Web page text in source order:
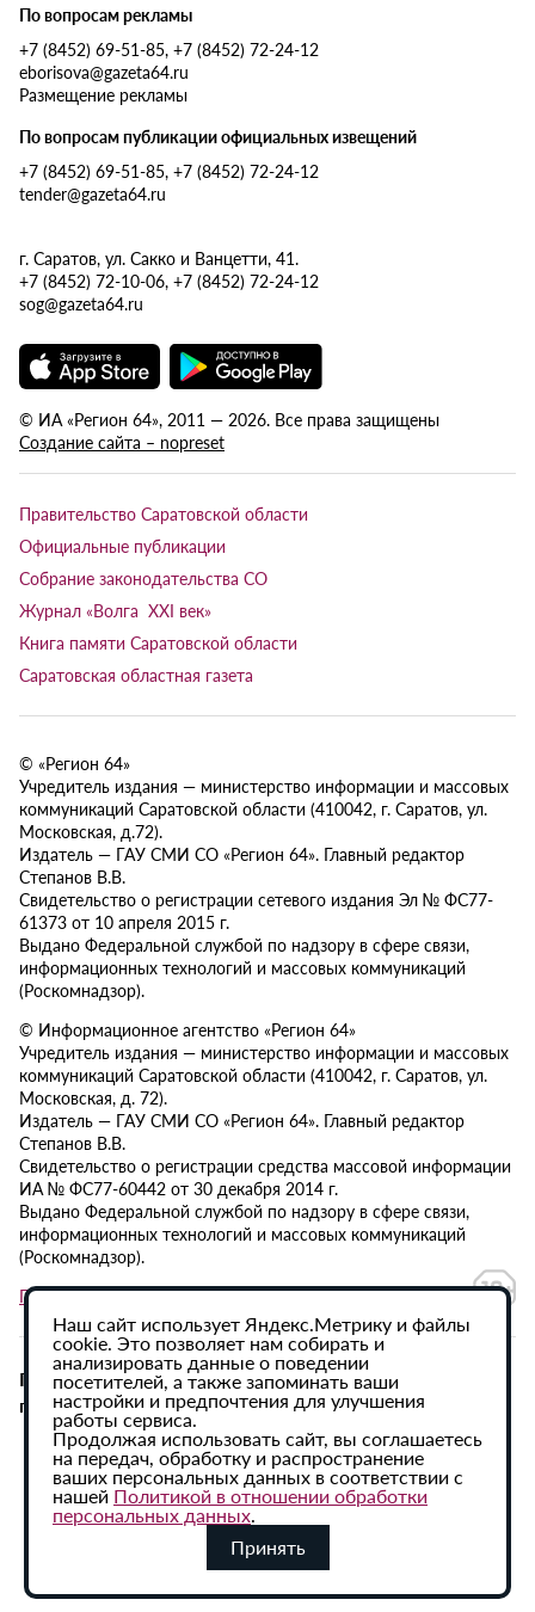
По вопросам рекламы
+7 (8452) 69-51-85, +7 (8452) 72-24-12
eborisova@gazeta64.ru
Размещение рекламы
По вопросам публикации официальных извещений
+7 (8452) 69-51-85, +7 (8452) 72-24-12
tender@gazeta64.ru
г. Саратов, ул. Сакко и Ванцетти, 41.
+7 (8452) 72-10-06, +7 (8452) 72-24-12
sog@gazeta64.ru
© ИА «Регион 64», 2011 — 2026. Все права защищены
Создание сайта – nopreset
Правительство Саратовской области
Официальные публикации
Собрание законодательства СО
Журнал «Волга XXI век»
Книга памяти Саратовской области
Саратовская областная газета
© «Регион 64»
Учредитель издания — министерство информации и массовых
коммуникаций Саратовской области (410042, г. Саратов, ул.
Московская, д.72).
Издатель — ГАУ СМИ СО «Регион 64». Главный редактор
Степанов В.В.
Свидетельство о регистрации сетевого издания Эл № ФС77-
61373 от 10 апреля 2015 г.
Выдано Федеральной службой по надзору в сфере связи,
информационных технологий и массовых коммуникаций
(Роскомнадзор).
© Информационное агентство «Регион 64»
Учредитель издания — министерство информации и массовых
коммуникаций Саратовской области (410042, г. Саратов, ул.
Московская, д. 72).
Издатель — ГАУ СМИ СО «Регион 64». Главный редактор
Степанов В.В.
Свидетельство о регистрации средства массовой информации
ИА № ФС77-60442 от 30 декабря 2014 г.
Выдано Федеральной службой по надзору в сфере связи,
информационных технологий и массовых коммуникаций
(Роскомнадзор).
Политика в отношении обработки персональных данных
При использовании материалов сайта активная
гиперссылка на ИА «Регион 64» обязательна.
Наш сайт использует Яндекс.Метрику и файлы
cookie. Это позволяет нам собирать и
анализировать данные о поведении
посетителей, а также запоминать ваши
настройки и предпочтения для улучшения
работы сервиса.
Продолжая использовать сайт, вы соглашаетесь
на передач, обработку и распространение
ваших персональных данных в соответствии с
нашей Политикой в отношении обработки
персональных данных.
Принять